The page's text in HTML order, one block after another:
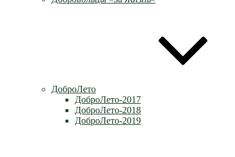
ДоброЛето
ДоброЛето-2017
ДоброЛето-2018
ДоброЛето-2019